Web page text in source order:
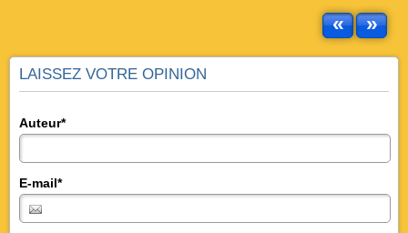
« »
LAISSEZ VOTRE OPINION
Auteur*
E-mail*